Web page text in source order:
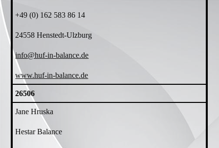
+49 (0) 162 583 86 14
24558 Henstedt-Ulzburg
info@huf-in-balance.de
www.huf-in-balance.de
26506
Jane Hruska
Hestar Balance